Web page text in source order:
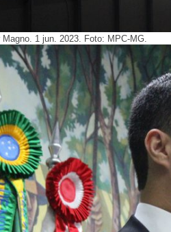
1 jun. 2023. Foto: MPC-MG.